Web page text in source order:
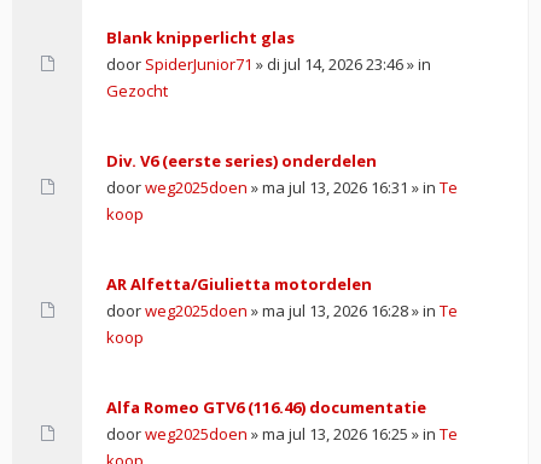
Blank knipperlicht glas
door SpiderJunior71 » di jul 14, 2026 23:46 » in
Gezocht
Div. V6 (eerste series) onderdelen
doorweg2025doen » ma jul 13, 2026 16:31 » in Te
koop
AR Alfetta/Giulietta motordelen
doorweg2025doen » ma jul 13, 2026 16:28 » in Te
koop
Alfa Romeo GTV6 (116.46) documentatie
doorweg2025doen » ma jul 13, 2026 16:25 » in Te